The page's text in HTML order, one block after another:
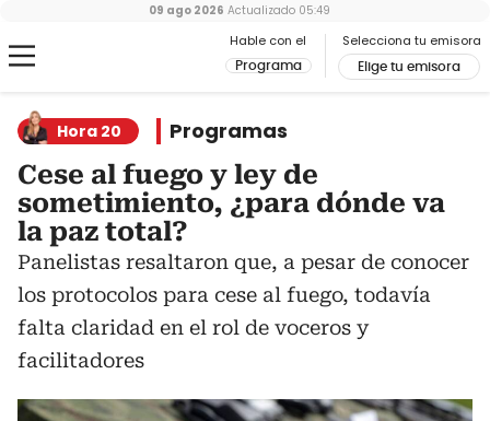
Hable con el
Programa
Selecciona tu emisora
Elige tu emisora
09 ago 2026 Actualizado 05:49
Hora 20 Programas
Cese al fuego y ley de
sometimiento, ¿para dónde va
la paz total?
Panelistas resaltaron que, a pesar de conocer
los protocolos para cese al fuego, todavía
falta claridad en el rol de voceros y
facilitadores